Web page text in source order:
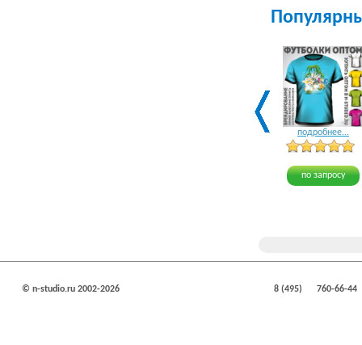
подробнее...
по запросу
© n-studio.ru 2002-2026 8 (495) 760-66-44